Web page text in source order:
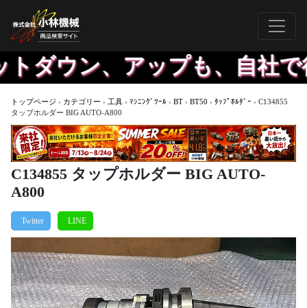
ン、アップも、自社で行
トップページ › カテゴリー › 工具 › ﾏｼﾆﾝｸﾞﾂｰﾙ › BT › BT50 › ﾀｯﾌﾟﾎﾙﾀﾞｰ › C134855
タップホルダー BIG AUTO-A800
C134855 タップホルダー BIG AUTO-
A800